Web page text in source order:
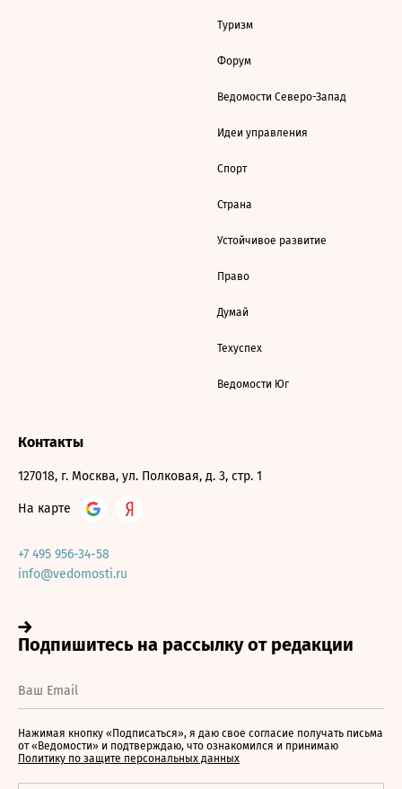
Туризм
Форум
Ведомости Северо-Запад
Идеи управления
Спорт
Страна
Устойчивое развитие
Право
Думай
Техуспех
Ведомости Юг
Контакты
127018, г. Москва, ул. Полковая, д. 3, стр. 1
На карте
+7 495 956-34-58
info@vedomosti.ru
Нажимая кнопку «Подписаться», я даю свое согласие получать письма
от «Ведомости» и подтверждаю, что ознакомился и принимаю
Политику по защите персональных данных